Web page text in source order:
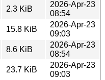
2.3 KiB
2026-Apr-23
08:54
15.8 KiB
2026-Apr-23
09:03
8.6 KiB
2026-Apr-23
08:54
23.7 KiB
2026-Apr-23
09:03